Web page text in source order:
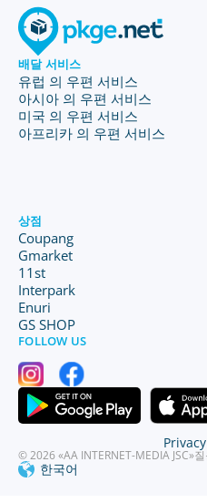
배달 서비스
유럽 의 우편 서비스
아시아 의 우편 서비스
미국 의 우편 서비스
아프리카 의 우편 서비스
상점
Coupang
Gmarket
11st
Interpark
Enuri
GS SHOP
FOLLOW US
© 2026 «AA INTERNET-MEDIA JSC»
한국어